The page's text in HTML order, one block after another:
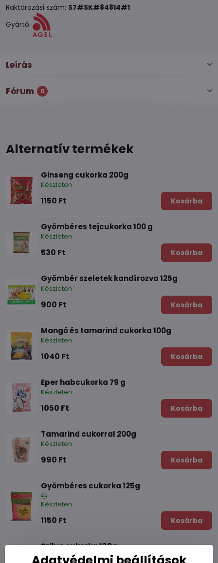
Raktározási szám: S7#SK#84814#1
Gyártó:
Leírás
Fórum 0
Alternatív termékek
Ginseng cukorka 200g
Készleten
1150 Ft Kosárba
Gyömbéres tejcukorka 100 g
Készleten
530 Ft Kosárba
Gyömbér szeletek kandírozva 125g
Készleten
900 Ft Kosárba
Mangó és tamarind cukorka 100g
Készleten
1040 Ft Kosárba
Eper habcukorka 79 g
Készleten
1050 Ft Kosárba
Tamarind cukorral 200g
Készleten
990 Ft Kosárba
Gyömbéres cukorka 125g
Készleten
1150 Ft Kosárba
Szilva cukorka 130g
Készleten